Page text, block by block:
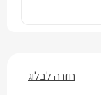
חזרה לבלוג